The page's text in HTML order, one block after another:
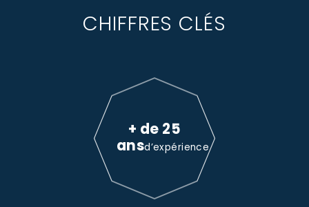
CHIFFRES CLÉS
+ de 25
ansd’expérience